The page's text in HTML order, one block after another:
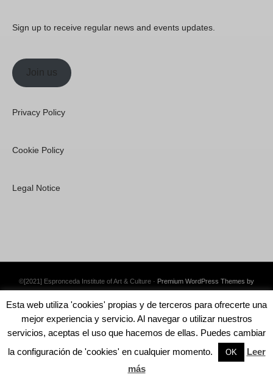
Sign up to receive regular news and events updates.
Join us
Privacy Policy
Cookie Policy
Legal Notice
©[2021] Espronceda Institute of Art & Culture · Premium WordPress Themes by
Esta web utiliza 'cookies' propias y de terceros para ofrecerte una
mejor experiencia y servicio. Al navegar o utilizar nuestros
servicios, aceptas el uso que hacemos de ellas. Puedes cambiar
la configuración de 'cookies' en cualquier momento.
OK
Leer
más
English